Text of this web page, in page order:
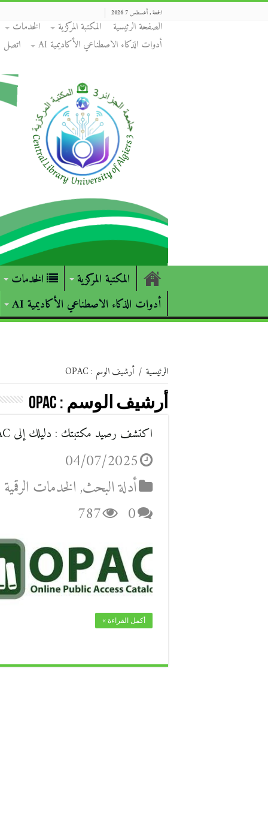
الجمعة , أغسطس 7 2026
الصفحة الرئيسية المكتبة المركزية الخدمات
أدوات الذكاء الاصطناعي الأكاديمية AI
اتصل
المكتبة المركزية الخدمات
أدوات الذكاء الاصطناعي الأكاديمية AI
الرئيسية / أرشيف الوسم : OPAC
أرشيف الوسم : OPAC
اكتشف رصيد مكتبتك : دليلك إلى OPAC
04/07/2025
أدلة البحث,الخدمات الرقمية
0
787
أكمل القراءة »